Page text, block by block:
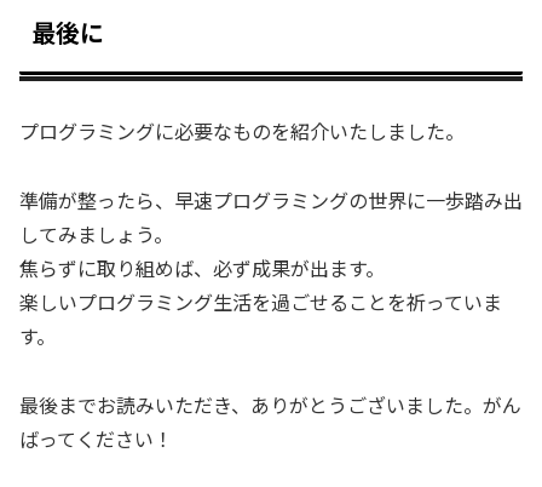
最後に
プログラミングに必要なものを紹介いたしました。
準備が整ったら、早速プログラミングの世界に一歩踏み出
してみましょう。
焦らずに取り組めば、必ず成果が出ます。
楽しいプログラミング生活を過ごせることを祈っていま
す。
最後までお読みいただき、ありがとうございました。がん
ばってください！